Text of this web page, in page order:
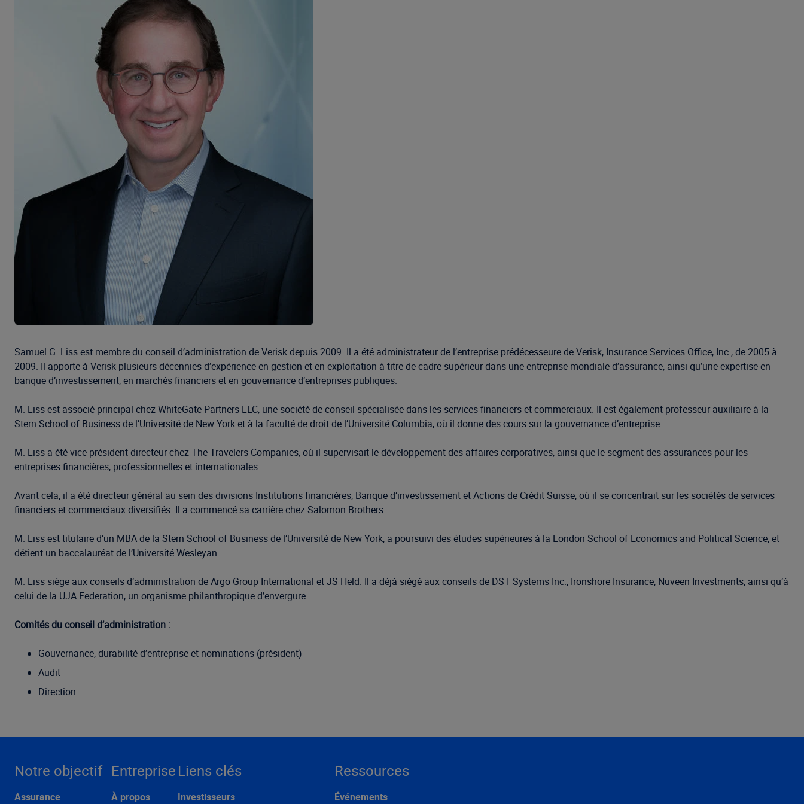
Samuel G. Liss est membre du conseil d’administration de Verisk depuis 2009. Il a été administrateur de l’entreprise prédécesseure de Verisk, Insurance Services Office, Inc., de 2005 à
2009. Il apporte à Verisk plusieurs décennies d’expérience en gestion et en exploitation à titre de cadre supérieur dans une entreprise mondiale d’assurance, ainsi qu’une expertise en
banque d’investissement, en marchés financiers et en gouvernance d’entreprises publiques.
M. Liss est associé principal chez WhiteGate Partners LLC, une société de conseil spécialisée dans les services financiers et commerciaux. Il est également professeur auxiliaire à la
Stern School of Business de l’Université de New York et à la faculté de droit de l’Université Columbia, où il donne des cours sur la gouvernance d’entreprise.
M. Liss a été vice-président directeur chez The Travelers Companies, où il supervisait le développement des affaires corporatives, ainsi que le segment des assurances pour les
entreprises financières, professionnelles et internationales.
Avant cela, il a été directeur général au sein des divisions Institutions financières, Banque d’investissement et Actions de Crédit Suisse, où il se concentrait sur les sociétés de services
financiers et commerciaux diversifiés. Il a commencé sa carrière chez Salomon Brothers.
M. Liss est titulaire d’un MBA de la Stern School of Business de l’Université de New York, a poursuivi des études supérieures à la London School of Economics and Political Science, et
détient un baccalauréat de l’Université Wesleyan.
M. Liss siège aux conseils d’administration de Argo Group International et JS Held. Il a déjà siégé aux conseils de DST Systems Inc., Ironshore Insurance, Nuveen Investments, ainsi qu’à
celui de la UJA Federation, un organisme philanthropique d’envergure.
Comités du conseil d’administration :
Gouvernance, durabilité d’entreprise et nominations (président)
Audit
Direction
Notre objectif
Assurance
Entreprise
À propos
Liens clés
Investisseurs
Ressources
Événements